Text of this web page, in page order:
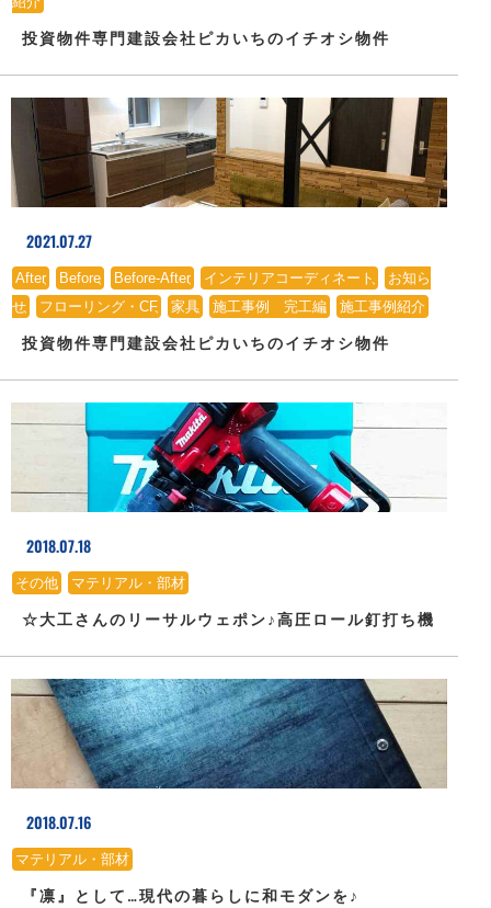
投資物件専門建設会社ピカいちのイチオシ物件
2021.07.27
After、 Before、 Before-After、 インテリアコーディネート、
お知ら
せ、 フローリング・CF、 家具、 施工事例 完工編、 施工事例紹介
投資物件専門建設会社ピカいちのイチオシ物件
2018.07.18
その他、 マテリアル・部材
☆大工さんのリーサルウェポン♪高圧ロール釘打ち機
2018.07.16
マテリアル・部材
『凛』として…現代の暮らしに和モダンを♪